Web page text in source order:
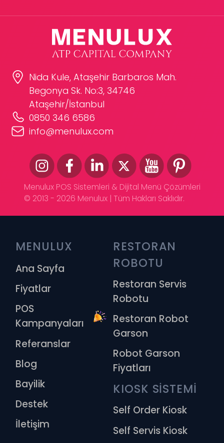
Menulux POS Sistemleri & Dijital Menü Çözümleri
© 2013 - 2026 Menulux | Tüm Hakları Saklıdır.
Nida Kule, Ataşehir Barbaros Mah.
Begonya Sk. No:3, 34746
Ataşehir/İstanbul
0850 346 6586
info@menulux.com
MENULUX
Ana Sayfa
Fiyatlar
POS
Kampanyaları
Referanslar
Blog
Bayilik
Destek
İletişim
RESTORAN
ROBOTU
Restoran Servis
Robotu
Restoran Robot
Garson
Robot Garson
Fiyatları
KIOSK SİSTEMİ
Self Order Kiosk
Self Servis Kiosk